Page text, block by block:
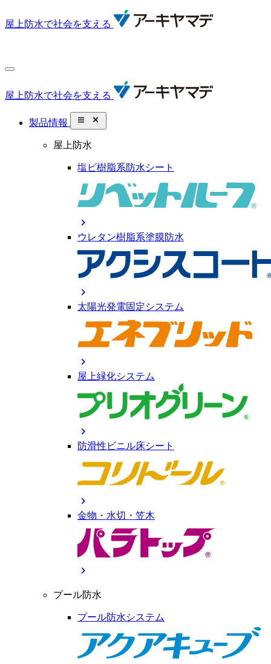
屋上防水で社会を支える
屋上防水で社会を支える
製品情報 close_small
屋上防水
塩ビ樹脂系防水シート
chevron_right
ウレタン樹脂系塗膜防水
chevron_right
太陽光発電固定システム
chevron_right
屋上緑化システム
chevron_right
防滑性ビニル床シート
chevron_right
金物・水切・笠木
chevron_right
プール防水
プール防水システム